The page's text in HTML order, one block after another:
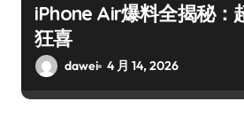
iPhone Air爆料全揭秘：
狂喜
dawei 4 月 14, 2026